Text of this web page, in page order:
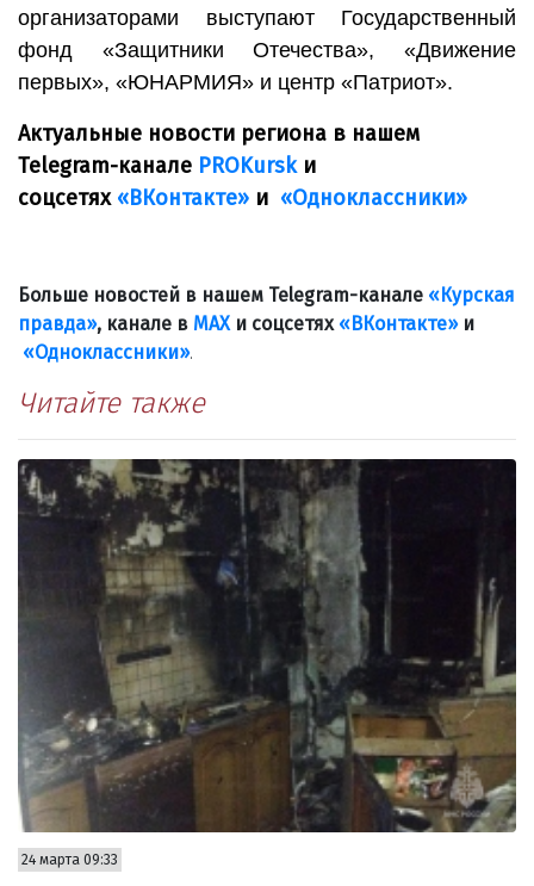
организаторами выступают Государственный
фонд «Защитники Отечества», «Движение
первых», «ЮНАРМИЯ» и центр «Патриот».
Актуальные новости региона в нашем
Telegram-канале PROKurskи
соцсетях «ВКонтакте» и «Одноклассники»
Больше новостей в нашем Telegram-канале «Курская
правда», канале в МАХи соцсетях «ВКонтакте»и
«Одноклассники».
Читайте также
24 марта 09:33